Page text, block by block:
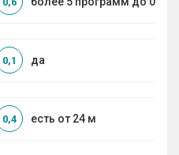
да
0,1
есть от 24 м
0,4